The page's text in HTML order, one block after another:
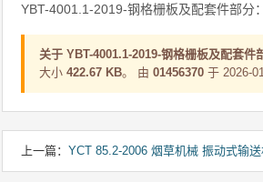
YBT-4001.1-2019-钢格栅板及配套件部分
关于 YBT-4001.1-2019-钢格栅板及配套件
大小 422.67 KB。 由 01456370 于 2026-
上一篇： YCT 85.2-2006 烟草机械 振动式输